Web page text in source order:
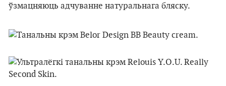
ўзмацняюць адчуванне натуральнага бляску.